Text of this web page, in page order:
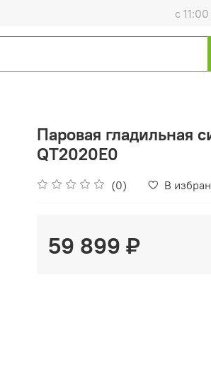
с
Паровая гладильная
QT2020E0
(0) В
59 899 ₽